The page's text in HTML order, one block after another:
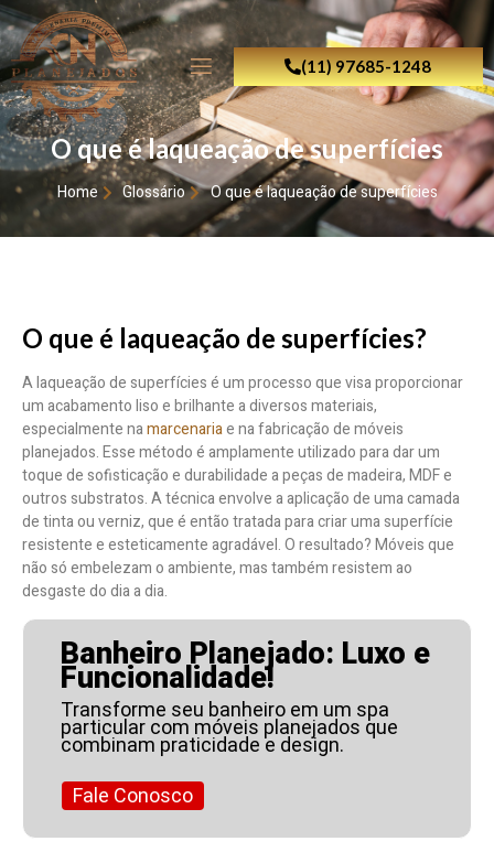
(11) 97685-1248
O que é laqueação de superfícies
Home Glossário O que é laqueação de superfícies
O que é laqueação de superfícies?
A laqueação de superfícies é um processo que visa proporcionar
um acabamento liso e brilhante a diversos materiais,
especialmente namarcenariae na fabricação de móveis
planejados. Esse método é amplamente utilizado para dar um
toque de sofisticação e durabilidade a peças de madeira, MDF e
outros substratos. A técnica envolve a aplicação de uma camada
de tinta ou verniz, que é então tratada para criar uma superfície
resistente e esteticamente agradável. O resultado? Móveis que
não só embelezam o ambiente, mas também resistem ao
desgaste do dia a dia.
Banheiro Planejado: Luxo e
Funcionalidade!
Transforme seu banheiro em um spa
particular com móveis planejados que
combinam praticidade e design.
Fale Conosco